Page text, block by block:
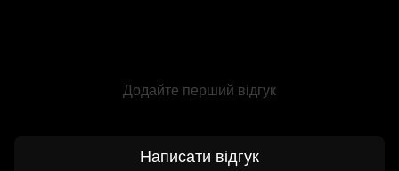
Додайте перший відгук
Написати відгук